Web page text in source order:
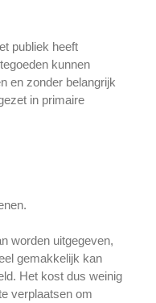
publiek heeft
kunnen
en zonder belangrijk
in primaire
worden uitgegeven,
gemakkelijk kan
Het kost dus weinig
verplaatsen om